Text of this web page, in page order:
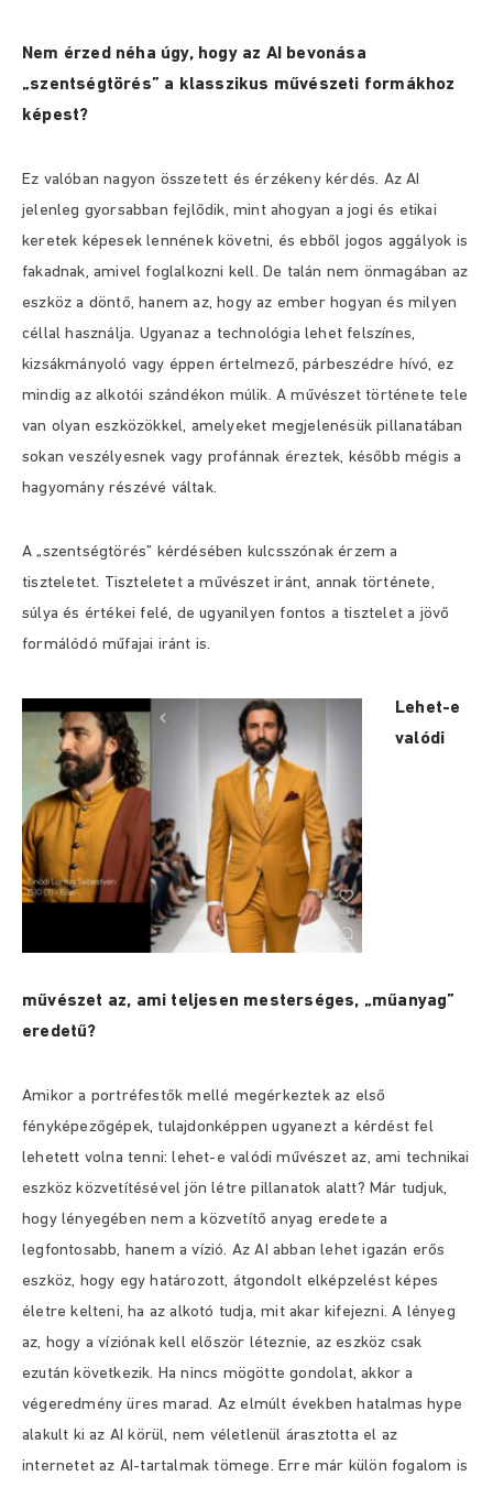
Nem érzed néha úgy, hogy az AI bevonása
„szentségtörés” a klasszikus művészeti formákhoz
képest?
Ez valóban nagyon összetett és érzékeny kérdés. Az AI
jelenleg gyorsabban fejlődik, mint ahogyan a jogi és etikai
keretek képesek lennének követni, és ebből jogos aggályok is
fakadnak, amivel foglalkozni kell. De talán nem önmagában az
eszköz a döntő, hanem az, hogy az ember hogyan és milyen
céllal használja. Ugyanaz a technológia lehet felszínes,
kizsákmányoló vagy éppen értelmező, párbeszédre hívó, ez
mindig az alkotói szándékon múlik. A művészet története tele
van olyan eszközökkel, amelyeket megjelenésük pillanatában
sokan veszélyesnek vagy profánnak éreztek, később mégis a
hagyomány részévé váltak.
A „szentségtörés” kérdésében kulcsszónak érzem a
tiszteletet. Tiszteletet a művészet iránt, annak története,
súlya és értékei felé, de ugyanilyen fontos a tisztelet a jövő
formálódó műfajai iránt is.
Lehet-e
valódi
művészet az, ami teljesen mesterséges, „műanyag”
eredetű?
Amikor a portréfestők mellé megérkeztek az első
fényképezőgépek, tulajdonképpen ugyanezt a kérdést fel
lehetett volna tenni: lehet-e valódi művészet az, ami technikai
eszköz közvetítésével jön létre pillanatok alatt? Már tudjuk,
hogy lényegében nem a közvetítő anyag eredete a
legfontosabb, hanem a vízió. Az AI abban lehet igazán erős
eszköz, hogy egy határozott, átgondolt elképzelést képes
életre kelteni, ha az alkotó tudja, mit akar kifejezni. A lényeg
az, hogy a víziónak kell először léteznie, az eszköz csak
ezután következik. Ha nincs mögötte gondolat, akkor a
végeredmény üres marad. Az elmúlt években hatalmas hype
alakult ki az AI körül, nem véletlenül árasztotta el az
internetet az AI-tartalmak tömege. Erre már külön fogalom is